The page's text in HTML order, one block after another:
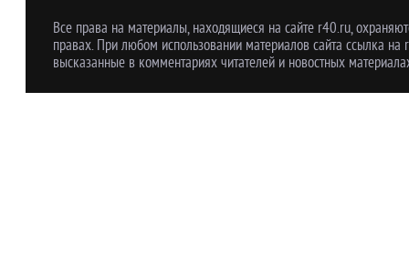
Все права на материалы, находящиеся на сайте r40.ru,
правах. При любом использовании материалов сайта ссылка
высказанные в комментариях читателей и новостных